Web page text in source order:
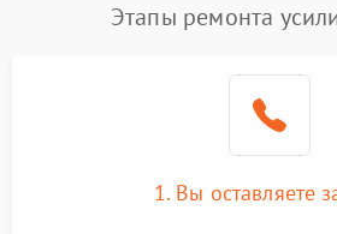
Этапы ремонта
1. Вы оставляете